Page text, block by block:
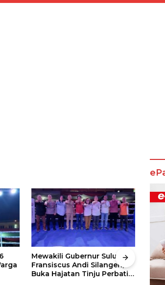
Mewakili Gubernur Sulut, dr
Fransiscus Andi Silangen,
Buka Hajatan Tinju Perbati